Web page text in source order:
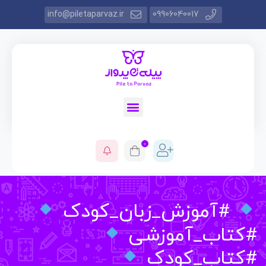
09906040017
info@piletaparvaz.ir
0
#آموزش_زبان_کودک